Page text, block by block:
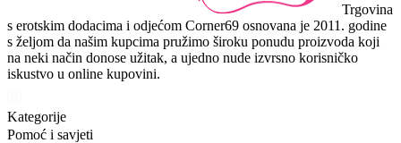
Trgovina
s erotskim dodacima i odjećom Corner69 osnovana je 2011. godine
s željom da našim kupcima pružimo široku ponudu proizvoda koji
na neki način donose užitak, a ujedno nude izvrsno korisničko
iskustvo u online kupovini.
Kategorije
Pomoć i savjeti